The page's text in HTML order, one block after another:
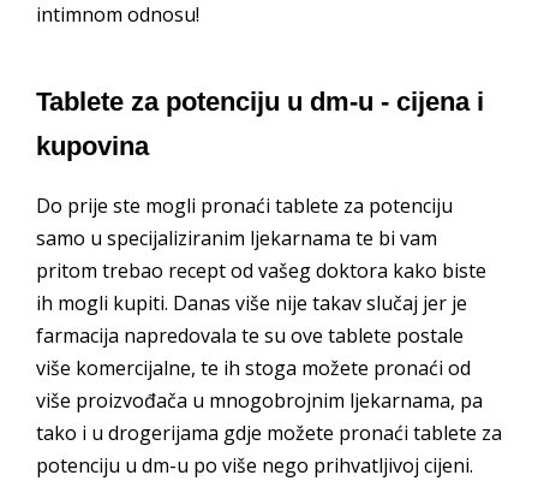
intimnom odnosu!
Tablete za potenciju u dm-u - cijena i
kupovina
Do prije ste mogli pronaći tablete za potenciju
samo u specijaliziranim ljekarnama te bi vam
pritom trebao recept od vašeg doktora kako biste
ih mogli kupiti. Danas više nije takav slučaj jer je
farmacija napredovala te su ove tablete postale
više komercijalne, te ih stoga možete pronaći od
više proizvođača u mnogobrojnim ljekarnama, pa
tako i u drogerijama gdje možete pronaći tablete za
potenciju u dm-u po više nego prihvatljivoj cijeni.